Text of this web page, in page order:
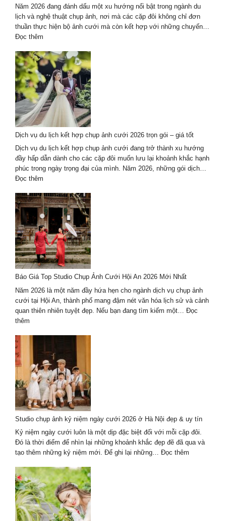
tại
Đà
Nẵng
–
An
Năm 2026 đang đánh dấu một xu hướng nổi bật trong ngành du
lịch và nghệ thuật chụp ảnh, nơi mà các cặp đôi không chỉ đơn
thuần thực hiện bộ ảnh cưới mà còn kết hợp với những chuyến…
Đọc thêm
lịch
kết
hợp
chụp
ảnh
cưới
2026
–
lưu
giữ
thanh
xuân
riêng
Dịch vụ du lịch kết hợp chụp ảnh cưới 2026 trọn gói – giá tốt
Dịch vụ du lịch kết hợp chụp ảnh cưới đang trở thành xu hướng
đầy hấp dẫn dành cho các cặp đôi muốn lưu lại khoảnh khắc hạnh
phúc trong ngày trọng đại của mình. Năm 2026, những gói dịch…
Đọc thêm
vụ
du
lịch
kết
hợp
chụp
ảnh
cưới
2026
trọn
gói
–
Báo Giá Top Studio Chụp Ảnh Cưới Hội An 2026 Mới Nhất
Năm 2026 là một năm đầy hứa hẹn cho ngành dịch vụ chụp ảnh
cưới tại Hội An, thành phố mang đậm nét văn hóa lịch sử và cảnh
quan thiên nhiên tuyệt đẹp. Nếu bạn đang tìm kiếm một… Đọc
thêm
Top
Studio
Chụp
Ảnh
Cưới
Hội
An
2026
Mới
Nhất
Studio chụp ảnh kỷ niệm ngày cưới 2026 ở Hà Nội đẹp & uy tín
Kỷ niệm ngày cưới luôn là một dịp đặc biệt đối với mỗi cặp đôi.
Đó là thời điểm để nhìn lại những khoảnh khắc đẹp đẽ đã qua và
tạo thêm những kỷ niệm mới. Để ghi lại những… Đọc thêm